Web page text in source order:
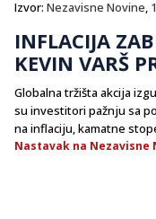
Izvor: Nezavisne Novine,
INFLACIJA
KEVIN VARŠ
Globalna tržišta akcija
su investitori pažnju sa
na inflaciju, kamatne
Nastavak na Nezavisne